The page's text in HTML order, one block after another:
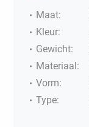
Maat:
Kleur:
Gewicht:
Materiaal:
Vorm:
Type: